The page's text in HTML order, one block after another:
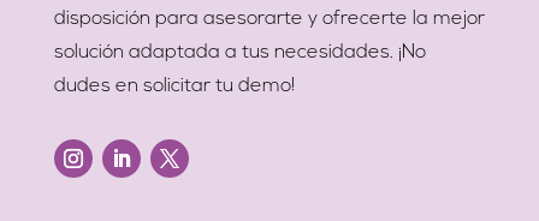
disposición para asesorarte y ofrecerte la mejor
solución adaptada a tus necesidades. ¡No
dudes en solicitar tu demo!